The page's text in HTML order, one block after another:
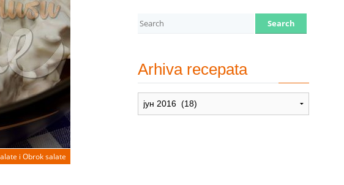
i Obrok salate
Arhiva recepata
Arhiva
recepata